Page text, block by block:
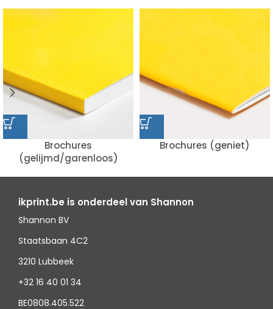
Brochures
(gelijmd/garenloos)
Brochures (geniet)
ikprint.be is onderdeel van Shannon
Shannon BV
Staatsbaan 4C2
3210 Lubbeek
+32 16 40 01 34
BE0808.405.522